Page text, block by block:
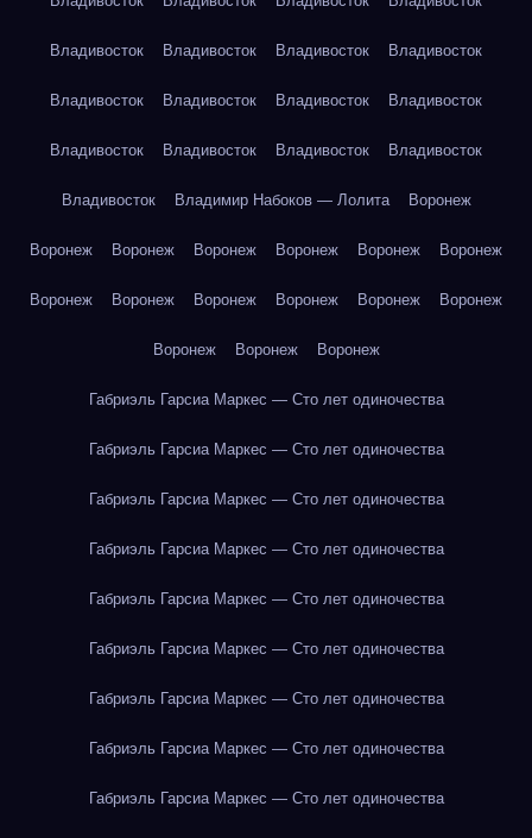
Владивосток Владивосток Владивосток Владивосток
Владивосток Владивосток Владивосток Владивосток
Владивосток Владивосток Владивосток Владивосток
Владивосток Владимир Набоков — Лолита Воронеж
Воронеж Воронеж Воронеж Воронеж Воронеж Воронеж
Воронеж Воронеж Воронеж Воронеж Воронеж Воронеж
Воронеж Воронеж Воронеж
Габриэль Гарсиа Маркес — Сто лет одиночества
Габриэль Гарсиа Маркес — Сто лет одиночества
Габриэль Гарсиа Маркес — Сто лет одиночества
Габриэль Гарсиа Маркес — Сто лет одиночества
Габриэль Гарсиа Маркес — Сто лет одиночества
Габриэль Гарсиа Маркес — Сто лет одиночества
Габриэль Гарсиа Маркес — Сто лет одиночества
Габриэль Гарсиа Маркес — Сто лет одиночества
Габриэль Гарсиа Маркес — Сто лет одиночества